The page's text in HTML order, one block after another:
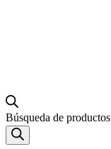
Búsqueda de productos